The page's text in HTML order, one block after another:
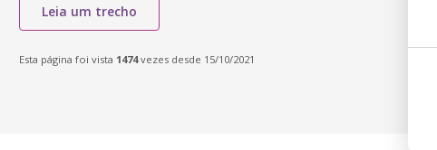
Leia um trecho
Esta página foi vista 1474vezes desde 15/10/2021